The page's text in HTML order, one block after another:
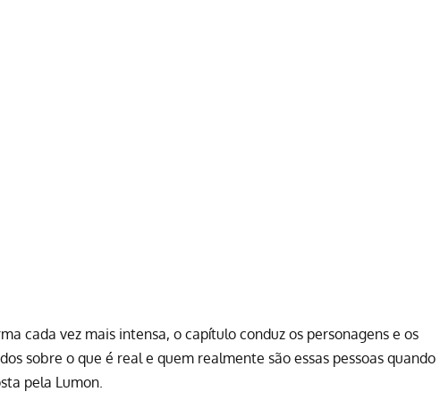
cada vez mais intensa, o capítulo conduz os personagens e os
sobre o que é real e quem realmente são essas pessoas quando
pela Lumon.